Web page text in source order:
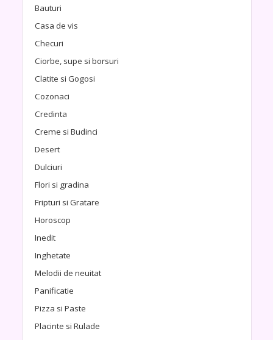
Bauturi
Casa de vis
Checuri
Ciorbe, supe si borsuri
Clatite si Gogosi
Cozonaci
Credinta
Creme si Budinci
Desert
Dulciuri
Flori si gradina
Fripturi si Gratare
Horoscop
Inedit
Inghetate
Melodii de neuitat
Panificatie
Pizza si Paste
Placinte si Rulade